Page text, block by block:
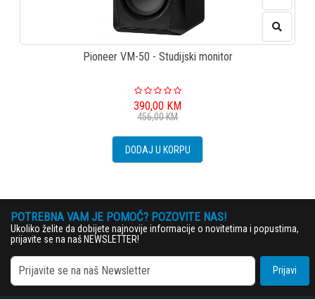
Pioneer VM-50 - Studijski monitor
390,00 KM
456,00KM
DODAJ U KORPU
POTREBNA VAM JE POMOĆ? POZOVITE NAS!
Ukoliko želite da dobijete najnovije informacije o novitetima i popustima,
prijavite se na naš NEWSLETTER!
Prijavi